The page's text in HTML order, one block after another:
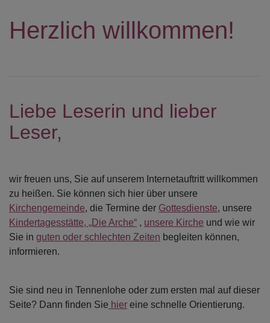
Herzlich willkommen!
Liebe Leserin und lieber
Leser,
wir freuen uns, Sie auf unserem Internetauftritt willkommen
zu heißen. Sie können sich hier über unsere
Kirchengemeinde, die Termine der Gottesdienste, unsere
Kindertagesstätte, „Die Arche“ , unsere Kirche und wie wir
Sie in guten oder schlechten Zeiten begleiten können,
informieren.
Sie sind neu in Tennenlohe oder zum ersten mal auf dieser
Seite? Dann finden Sie hier eine schnelle Orientierung.